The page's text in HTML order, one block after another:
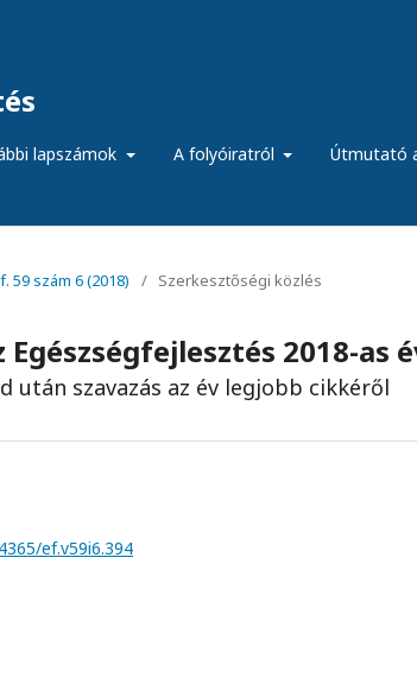
lapszámok A folyóiratról Útmutató
59 szám 6 (2018) / Szerkesztőségi közlés
2018-as
után szavazás az év legjobb cikkéről
ef.v59i6.394